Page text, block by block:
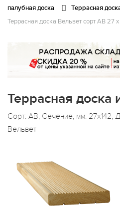
палубная доска
Террасная
Террасная доска Вельвет сорт АВ 27
Террасная доска
Сорт: АВ, Сечение, мм: 27x142,
Вельвет